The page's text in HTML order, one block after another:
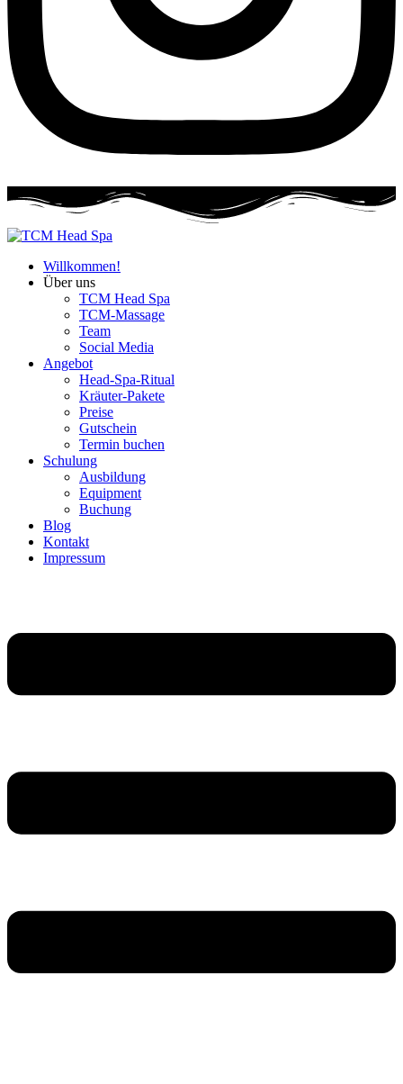
Willkommen!
Über uns
TCM Head Spa
TCM-Massage
Team
Social Media
Angebot
Head-Spa-Ritual
Kräuter-Pakete
Preise
Gutschein
Termin buchen
Schulung
Ausbildung
Equipment
Buchung
Blog
Kontakt
Impressum